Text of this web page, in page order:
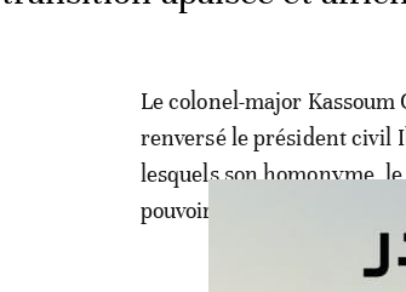
Le colonel-major
renversé le président civil
lesquels son homonyme,
pouvoir.